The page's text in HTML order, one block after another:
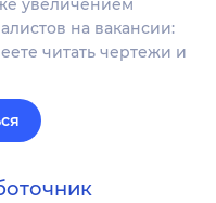
увеличeнием
нa вaкансии:
читать чеpтежи и